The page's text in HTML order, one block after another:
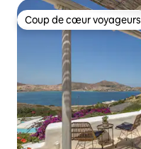
Coup de cœur voyageurs
Coup de cœur voyageurs